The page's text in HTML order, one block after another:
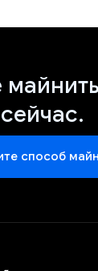
сейчас.
способ